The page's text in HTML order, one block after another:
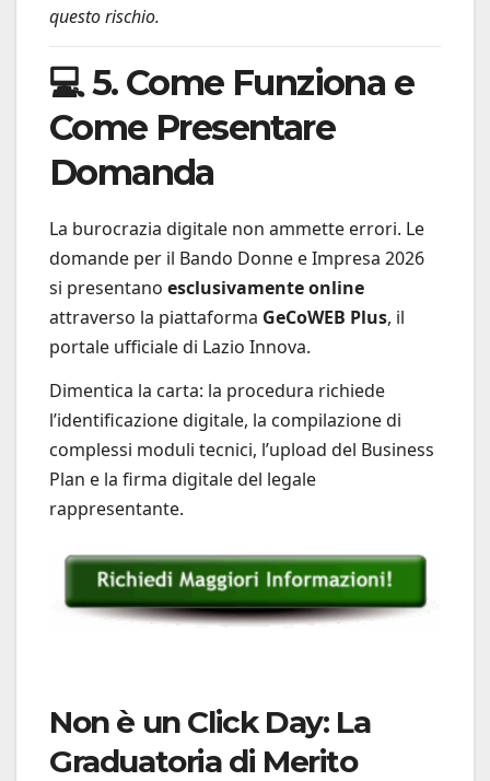
questo rischio.
💻 5. Come Funziona e
Come Presentare
Domanda
La burocrazia digitale non ammette errori. Le
domande per il Bando Donne e Impresa 2026
si presentano esclusivamente online
attraverso la piattaforma GeCoWEB Plus, il
portale ufficiale di Lazio Innova.
Dimentica la carta: la procedura richiede
l’identificazione digitale, la compilazione di
complessi moduli tecnici, l’upload del Business
Plan e la firma digitale del legale
rappresentante.
Non è un Click Day: La
Graduatoria di Merito